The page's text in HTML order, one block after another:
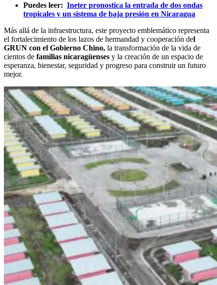
Puedes leer: Ineter pronostica la entrada de dos ondas
tropicales y un sistema de baja presión en Nicaragua
Más allá de la infraestructura, este proyecto emblemático representa
el fortalecimiento de los lazos de hermandad y cooperación del
GRUN con el Gobierno Chino, la transformación de la vida de
cientos de familias nicaragüenses y la creación de un espacio de
esperanza, bienestar, seguridad y progreso para construir un futuro
mejor.